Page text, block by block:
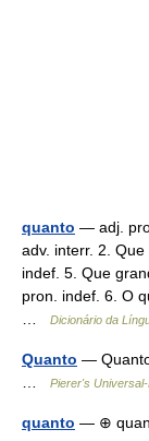
quanto — adj.
adv. interr. 2.
indef. 5. Que
pron. indef. 6. O
Dicionário da
Quanto —
Pierer's
quanto — ⊕